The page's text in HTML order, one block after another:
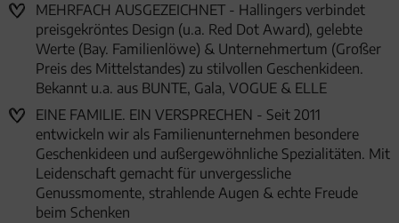
MEHRFACH AUSGEZEICHNET - Hallingers verbindet
preisgekröntes Design (u.a. Red Dot Award), gelebte
Werte (Bay. Familienlöwe) & Unternehmertum (Großer
Preis des Mittelstandes) zu stilvollen Geschenkideen.
Bekannt u.a. aus BUNTE, Gala, VOGUE & ELLE
EINE FAMILIE. EIN VERSPRECHEN - Seit 2011
entwickeln wir als Familienunternehmen besondere
Geschenkideen und außergewöhnliche Spezialitäten. Mit
Leidenschaft gemacht für unvergessliche
Genussmomente, strahlende Augen & echte Freude
beim Schenken